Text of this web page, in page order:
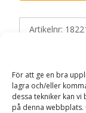
För att ge en bra
lagra och/eller
dessa tekniker kan
på denna
Artikelnr: